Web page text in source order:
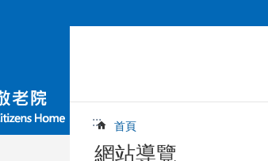
::: 首頁
網站導覽